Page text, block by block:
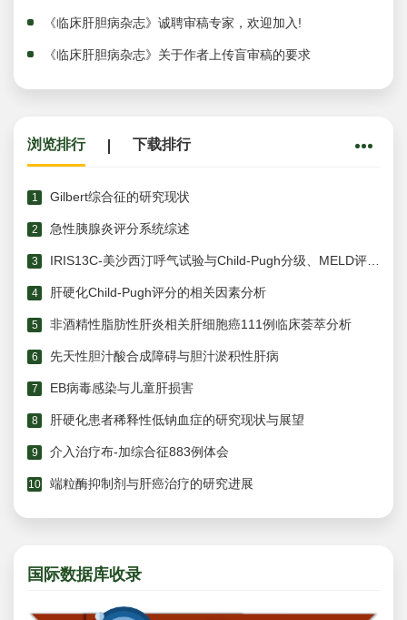
《临床肝胆病杂志》诚聘审稿专家，欢迎加入!
《临床肝胆病杂志》关于作者上传盲审稿的要求
浏览排行 下载排行
1 Gilbert综合征的研究现状
2 急性胰腺炎评分系统综述
3 IRIS13C-美沙西汀呼气试验与Child-Pugh分级、MELD评分评估肝硬化患者肝功能的比较
4 肝硬化Child-Pugh评分的相关因素分析
5 非酒精性脂肪性肝炎相关肝细胞癌111例临床荟萃分析
6 先天性胆汁酸合成障碍与胆汁淤积性肝病
7 EB病毒感染与儿童肝损害
8 肝硬化患者稀释性低钠血症的研究现状与展望
9 介入治疗布-加综合征883例体会
10 端粒酶抑制剂与肝癌治疗的研究进展
国际数据库收录